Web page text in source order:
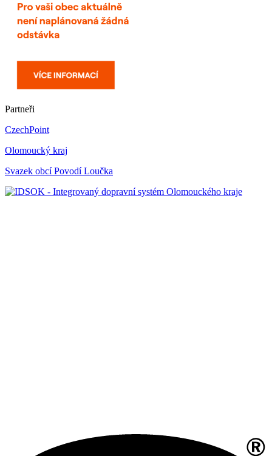
Partneři
CzechPoint
Olomoucký kraj
Svazek obcí Povodí Loučka